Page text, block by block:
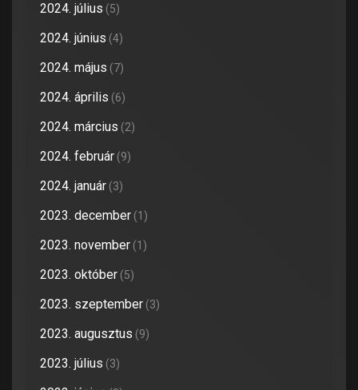
2024. július (5)
2024. június (4)
2024. május (7)
2024. április (6)
2024. március (2)
2024. február (9)
2024. január (3)
2023. december (1)
2023. november (1)
2023. október (5)
2023. szeptember (3)
2023. augusztus (9)
2023. július (3)